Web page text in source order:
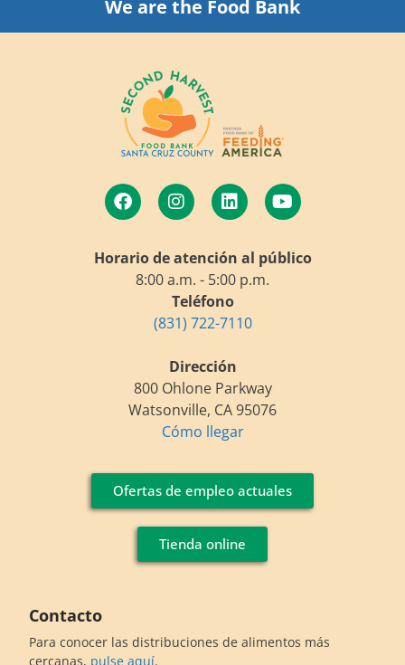
We are the Food Bank
Horario de atención al público
8:00 a.m. - 5:00 p.m.
Teléfono
(831) 722-7110
Dirección
800 Ohlone Parkway
Watsonville, CA 95076
Cómo llegar
Ofertas de empleo actuales
Tienda online
Contacto
Para conocer las distribuciones de alimentos más
cercanas, pulse aquí.